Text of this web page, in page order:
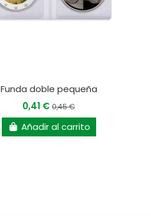
Funda doble pequeña
0,41 €0,45 €
Añadir al carrito